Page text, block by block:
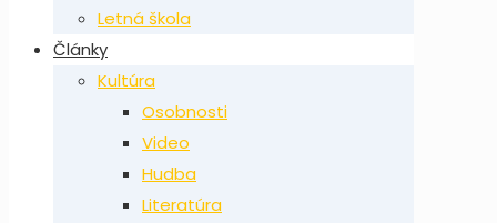
Letná škola
Články
Kultúra
Osobnosti
Video
Hudba
Literatúra